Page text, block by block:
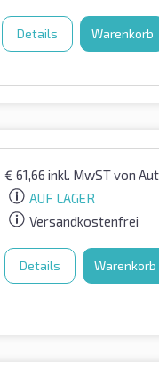
Details Warenkorb
€ 61,66 inkl. MwSTvon
AUF LAGER
Versandkostenfrei
Details Warenkorb